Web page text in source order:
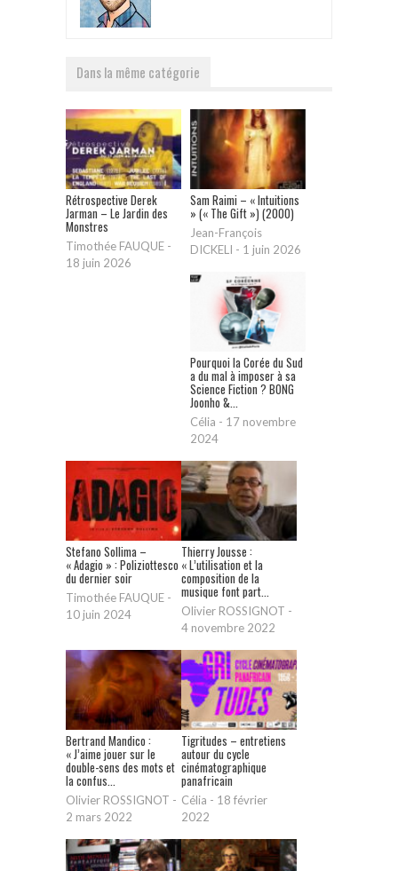
Dans la même catégorie
Rétrospective Derek
Jarman – Le Jardin des
Monstres
Timothée FAUQUE -
18 juin 2026
Sam Raimi – « Intuitions
» (« The Gift ») (2000)
Jean-François
DICKELI - 1 juin 2026
Pourquoi la Corée du Sud
a du mal à imposer à sa
Science Fiction ? BONG
Joonho &...
Célia - 17 novembre
2024
Stefano Sollima –
« Adagio » : Poliziottesco
du dernier soir
Timothée FAUQUE -
10 juin 2024
Thierry Jousse :
« L’utilisation et la
composition de la
musique font part...
Olivier ROSSIGNOT -
4 novembre 2022
Bertrand Mandico :
« J’aime jouer sur le
double-sens des mots et
la confus...
Olivier ROSSIGNOT -
2 mars 2022
Tigritudes – entretiens
autour du cycle
cinématographique
panafricain
Célia - 18 février
2022